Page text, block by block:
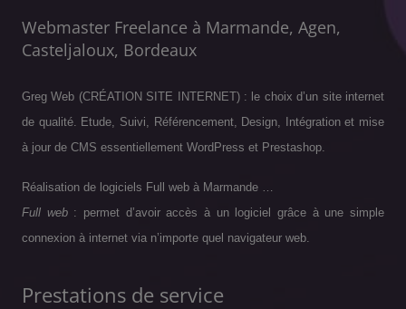
Webmaster Freelance à Marmande, Agen,
Casteljaloux, Bordeaux
Greg Web (CRÉATION SITE INTERNET) : le choix d’un site internet
de qualité. Etude, Suivi, Référencement, Design, Intégration et mise
à jour de CMS essentiellement WordPress et Prestashop.
Réalisation de logiciels Full web à Marmande …
Full web: permet d’avoir accès à un logiciel grâce à une simple
connexion à internet via n’importe quel navigateur web.
Prestations de service